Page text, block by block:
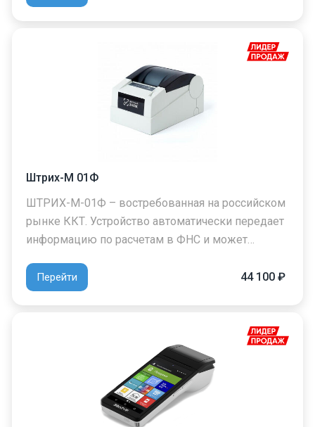
Штрих-М 01Ф
ШТРИХ-М-01Ф – востребованная на российском
рынке ККТ. Устройство автоматически передает
информацию по расчетам в ФНС и может…
Перейти 44 100 ₽